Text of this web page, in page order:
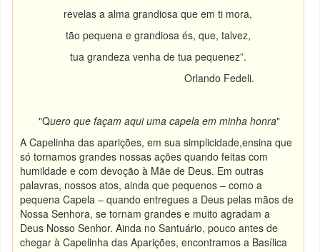
revelas a alma grandiosa que em ti mora,
tão pequena e grandiosa és, que, talvez,
tua grandeza venha de tua pequenez”.
Orlando Fedeli.
"Quero que façam aqui uma capela em minha honra"
A Capelinha das aparições, em sua simplicidade,ensina que
só tornamos grandes nossas ações quando feitas com
humildade e com devoção à Mãe de Deus. Em outras
palavras, nossos atos, ainda que pequenos – como a
pequena Capela – quando entregues a Deus pelas mãos de
Nossa Senhora, se tornam grandes e muito agradam a
Deus Nosso Senhor. Ainda no Santuário, pouco antes de
chegar à Capelinha das Aparições, encontramos a Basílica